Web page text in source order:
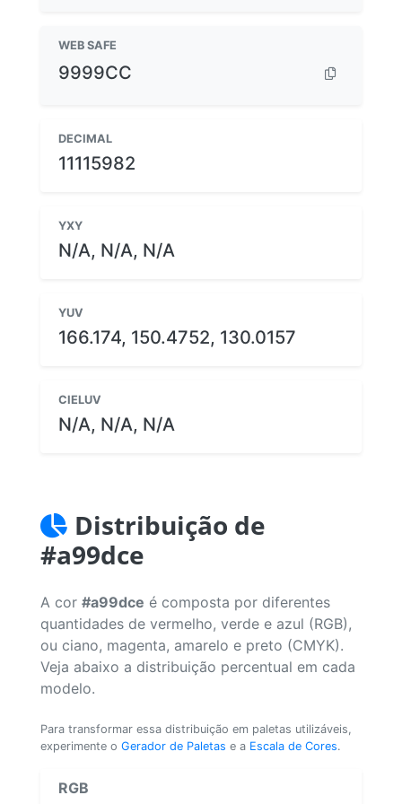
WEB SAFE
9999CC
DECIMAL
11115982
YXY
N/A, N/A, N/A
YUV
166.174, 150.4752, 130.0157
CIELUV
N/A, N/A, N/A
Distribuição de
#a99dce
A cor #a99dce é composta por diferentes
quantidades de vermelho, verde e azul (RGB),
ou ciano, magenta, amarelo e preto (CMYK).
Veja abaixo a distribuição percentual em cada
modelo.
Para transformar essa distribuição em paletas utilizáveis,
experimente o Gerador de Paletas e a Escala de Cores.
RGB